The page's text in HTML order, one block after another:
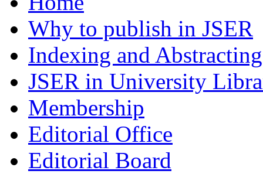
Why to publish in JSER
Indexing and Abstracting
JSER in University
Membership
Editorial Office
Editorial Board